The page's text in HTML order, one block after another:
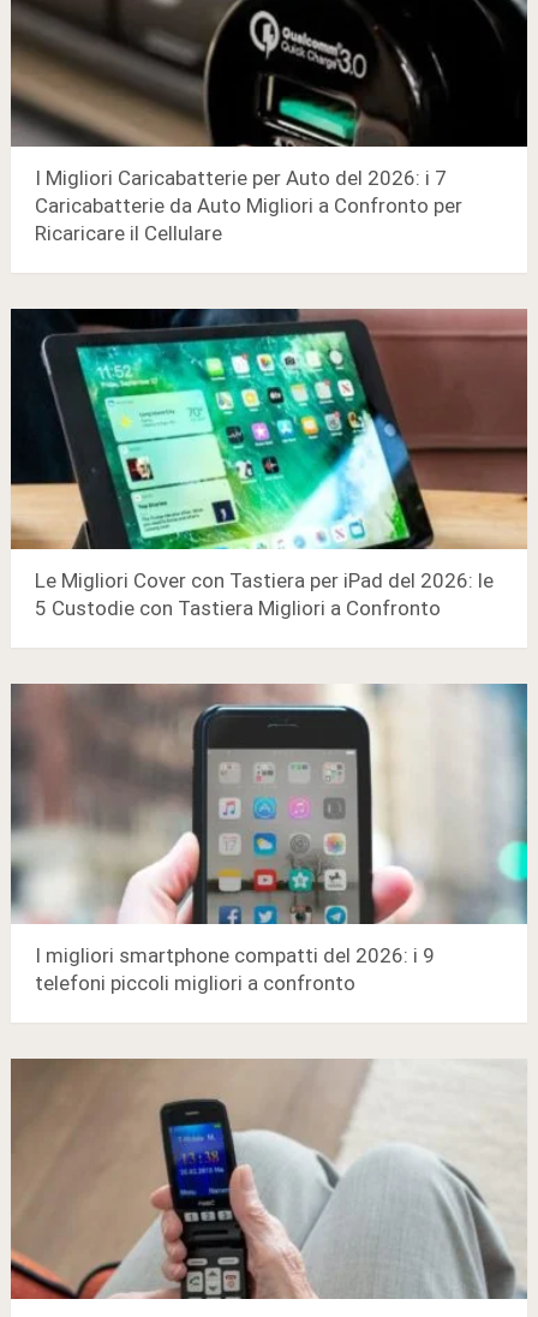
I Migliori Caricabatterie per Auto del 2026: i 7
Caricabatterie da Auto Migliori a Confronto per
Ricaricare il Cellulare
Le Migliori Cover con Tastiera per iPad del 2026: le
5 Custodie con Tastiera Migliori a Confronto
I migliori smartphone compatti del 2026: i 9
telefoni piccoli migliori a confronto